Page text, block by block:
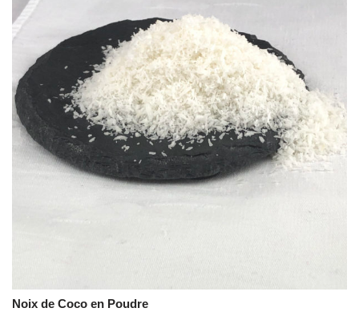
Noix de Coco en Poudre